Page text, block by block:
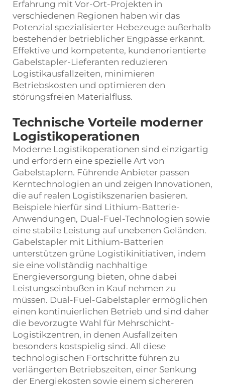
Erfahrung mit Vor-Ort-Projekten in
verschiedenen Regionen haben wir das
Potenzial spezialisierter Hebezeuge außerhalb
bestehender betrieblicher Engpässe erkannt.
Effektive und kompetente, kundenorientierte
Gabelstapler-Lieferanten reduzieren
Logistikausfallzeiten, minimieren
Betriebskosten und optimieren den
störungsfreien Materialfluss.
Technische Vorteile moderner
Logistikoperationen
Moderne Logistikoperationen sind einzigartig
und erfordern eine spezielle Art von
Gabelstaplern. Führende Anbieter passen
Kerntechnologien an und zeigen Innovationen,
die auf realen Logistikszenarien basieren.
Beispiele hierfür sind Lithium-Batterie-
Anwendungen, Dual-Fuel-Technologien sowie
eine stabile Leistung auf unebenen Geländen.
Gabelstapler mit Lithium-Batterien
unterstützen grüne Logistikinitiativen, indem
sie eine vollständig nachhaltige
Energieversorgung bieten, ohne dabei
Leistungseinbußen in Kauf nehmen zu
müssen. Dual-Fuel-Gabelstapler ermöglichen
einen kontinuierlichen Betrieb und sind daher
die bevorzugte Wahl für Mehrschicht-
Logistikzentren, in denen Ausfallzeiten
besonders kostspielig sind. All diese
technologischen Fortschritte führen zu
verlängerten Betriebszeiten, einer Senkung
der Energiekosten sowie einem sichereren